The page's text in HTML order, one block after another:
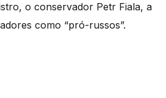
o conservador Petr Fiala, a
como “pró-russos”.